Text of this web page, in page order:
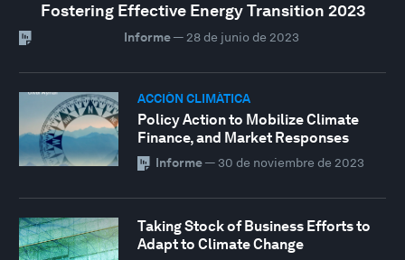
Fostering Effective Energy Transition 2023
Informe—28 de junio de 2023
ACCIÓN CLIMÁTICA
Policy Action to Mobilize Climate
Finance, and Market Responses
Informe— 30 de noviembre de 2023
Taking Stock of Business Efforts to
Adapt to Climate Change